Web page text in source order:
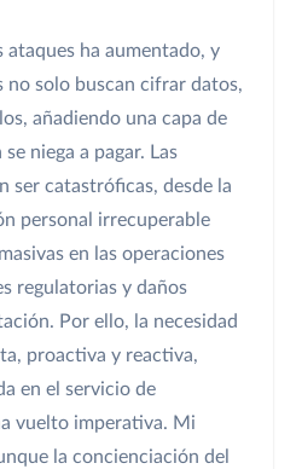
ataques ha aumentado, y
no solo buscan cifrar datos,
añadiendo una capa de
niega a pagar. Las
ser catastróficas, desde la
personal irrecuperable
en las operaciones
regulatorias y daños
Por ello, la necesidad
proactiva y reactiva,
en el servicio de
vuelto imperativa. Mi
la concienciación del